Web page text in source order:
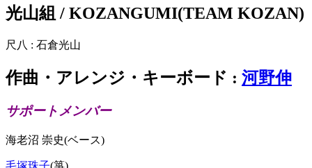
光山組 / KOZANGUMI(TEAM KOZAN)
尺八 : 石倉光山
作曲・アレンジ・キーボード : 河野伸
サポートメンバー
海老沼 崇史(ベース)